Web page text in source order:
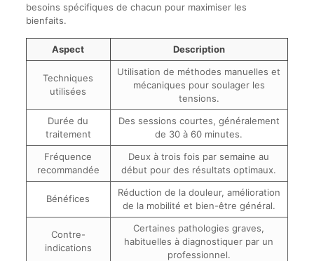
besoins spécifiques de chacun pour maximiser les
bienfaits.
Aspect Description
Techniques
utilisées
Utilisation de méthodes manuelles et
mécaniques pour soulager les
tensions.
Durée du
traitement
Des sessions courtes, généralement
de 30 à 60 minutes.
Fréquence
recommandée
Deux à trois fois par semaine au
début pour des résultats optimaux.
Bénéfices
Réduction de la douleur, amélioration
de la mobilité et bien-être général.
Contre-
indications
Certaines pathologies graves,
habituelles à diagnostiquer par un
professionnel.